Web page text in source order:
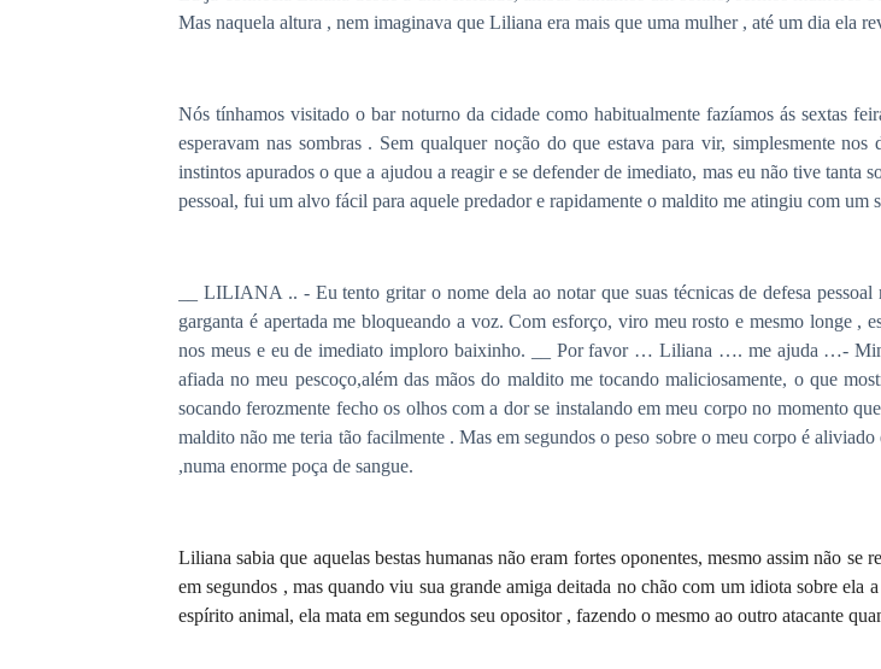
Mas naquela altura , nem imaginava que Liliana era mais que uma mulher , até um dia ela
Nós tínhamos visitado o bar noturno da cidade como habitualmente fazíamos ás sextas
esperavam nas sombras . Sem qualquer noção do que estava para vir, simplesmente
instintos apurados o que a ajudou a reagir e se defender de imediato, mas eu não tive
pessoal, fui um alvo fácil para aquele predador e rapidamente o maldito me atingiu com
__ LILIANA .. - Eu tento gritar o nome dela ao notar que suas técnicas de defesa
garganta é apertada me bloqueando a voz. Com esforço, viro meu rosto e mesmo longe ,
nos meus e eu de imediato imploro baixinho. __ Por favor … Liliana …. me ajuda …-
afiada no meu pescoço,além das mãos do maldito me tocando maliciosamente, o que
socando ferozmente fecho os olhos com a dor se instalando em meu corpo no momento
maldito não me teria tão facilmente . Mas em segundos o peso sobre o meu corpo é
,numa enorme poça de sangue.
Liliana sabia que aquelasbestas humanasnão eram fortesoponentes, mesmo assim não se
em segundos , mas quando viu sua grande amiga deitada no chãocom um idiota sobre ela a
espírito animal, ela mata em segundos seu opositor , fazendo o mesmo ao outro atacante